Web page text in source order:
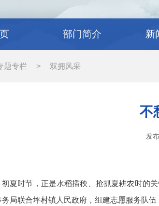
部门简介 新
题专栏 > 双拥风采
不
发
初夏时节，正是水稻插秧、抢抓夏耕农时的
务局联合坪村镇人民政府，组建志愿服务队